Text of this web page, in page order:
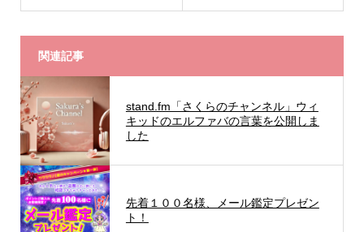
関連記事
stand.fm「さくらのチャンネル」ウィ
キッドのエルファバの言葉を公開しま
した
先着１００名様、メール鑑定プレゼン
ト！